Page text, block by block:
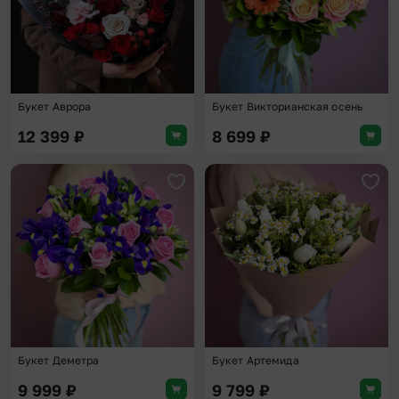
Букет Аврора
12 399 ₽
Букет Викторианская осень
8 699 ₽
Добавить в избранное
Букет Деметра
9 999 ₽
Букет Артемида
9 799 ₽